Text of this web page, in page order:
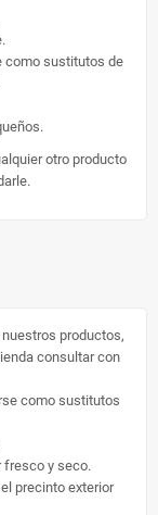
como sustitutos de
otro producto
productos,
consultar con
como sustitutos
fresco y seco.
precinto exterior